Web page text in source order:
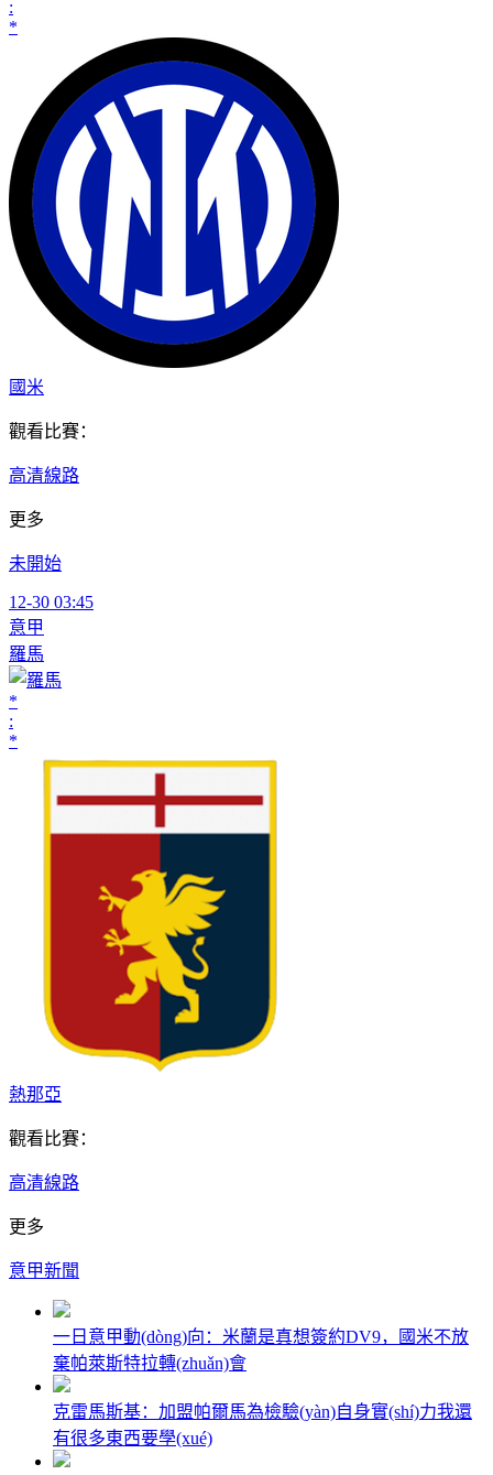
:
*
國米
觀看比賽：
高清線路
更多
未開始
12-30 03:45
意甲
羅馬
*
:
*
熱那亞
觀看比賽：
高清線路
更多
意甲新聞
一日意甲動(dòng)向：米蘭是真想簽約DV9，國米不放
棄帕萊斯特拉轉(zhuǎn)會
克雷馬斯基：加盟帕爾馬為檢驗(yàn)自身實(shí)力我還
有很多東西要學(xué)